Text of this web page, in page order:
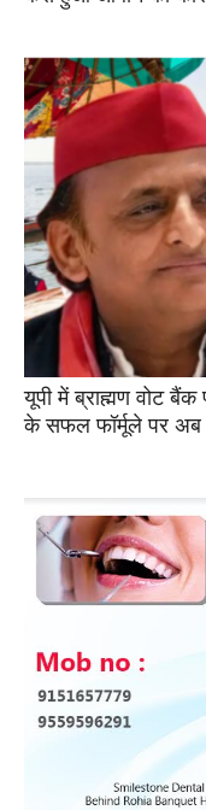
यूपी में ब्राह्मण वोट
के सफल फॉर्मूले पर अब